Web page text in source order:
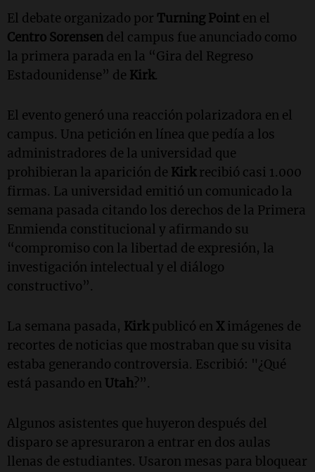
El debate organizado por Turning Point en el
Centro Sorensen del campus fue anunciado como
la primera parada en la “Gira del Regreso
Estadounidense” de Kirk.
El evento generó una reacción polarizadora en el
campus. Una petición en línea que pedía a los
administradores de la universidad que
prohibieran la aparición de Kirkrecibió casi 1.000
firmas. La universidad emitió un comunicado la
semana pasada citando los derechos de la Primera
Enmienda constitucional y afirmando su
“compromiso con la libertad de expresión, la
investigación intelectual y el diálogo
constructivo”.
La semana pasada, Kirkpublicó enXimágenes de
recortes de noticias que mostraban que su visita
estaba generando controversia. Escribió: "¿Qué
está pasando en Utah?”.
Algunos asistentes que huyeron después del
disparo se apresuraron a entrar en dos aulas
llenas de estudiantes. Usaron mesas para bloquear